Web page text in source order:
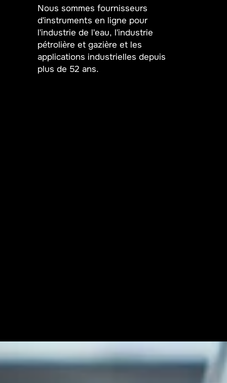
Nous sommes fournisseurs
d'instruments en ligne pour
l'industrie de l'eau, l'industrie
pétrolière et gazière et les
applications industrielles depuis
plus de 52 ans.